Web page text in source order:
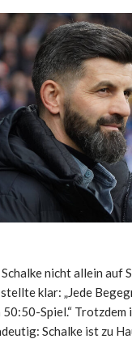
nicht allein auf
klar: „Jede
Spiel.“ Trotzdem
Schalke ist zu